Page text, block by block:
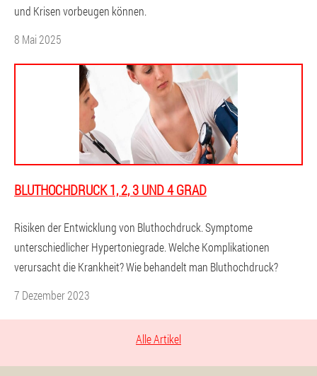
und Krisen vorbeugen können.
8 Mai 2025
BLUTHOCHDRUCK 1, 2, 3 UND 4 GRAD
Risiken der Entwicklung von Bluthochdruck. Symptome
unterschiedlicher Hypertoniegrade. Welche Komplikationen
verursacht die Krankheit? Wie behandelt man Bluthochdruck?
7 Dezember 2023
Alle Artikel